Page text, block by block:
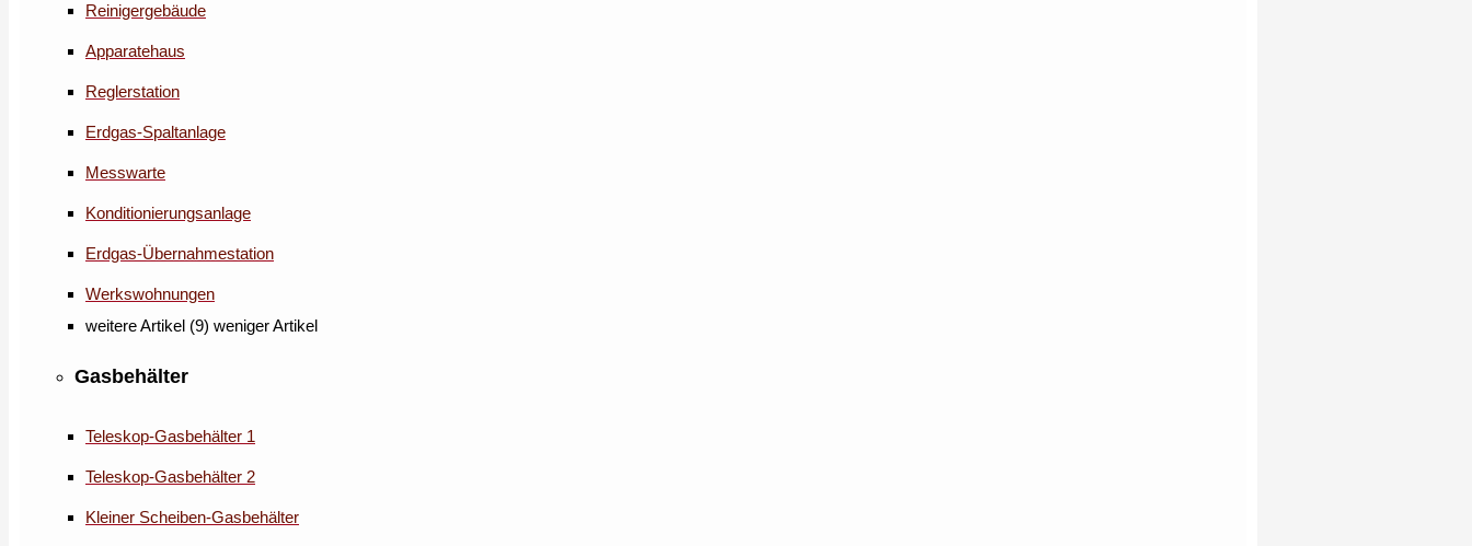
Reinigergebäude
Apparatehaus
Reglerstation
Erdgas-Spaltanlage
Messwarte
Konditionierungsanlage
Erdgas-Übernahmestation
Werkswohnungen
weitere Artikel (9) weniger Artikel
Gasbehälter
Teleskop-Gasbehälter 1
Teleskop-Gasbehälter 2
Kleiner Scheiben-Gasbehälter